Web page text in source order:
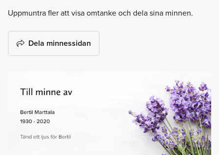
Uppmuntra fler att visa omtanke och dela sina minnen.
Dela minnessidan